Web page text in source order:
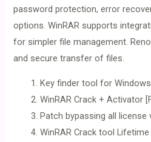
password protection, error
options. WinRAR supports
for simpler file management.
and secure transfer of files.
Key finder tool for
WinRAR Crack + Activator
Patch bypassing all license
WinRAR Crack tool Lifetime